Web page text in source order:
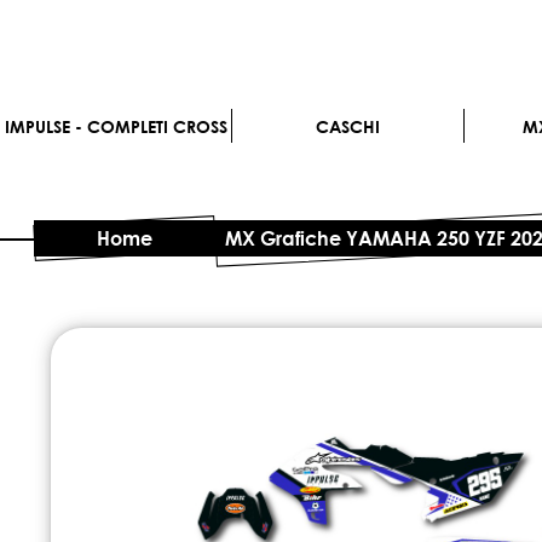
IMPULSE - COMPLETI CROSS CASCHI
Home MX Grafiche YAMAHA 250 YZF
Vai